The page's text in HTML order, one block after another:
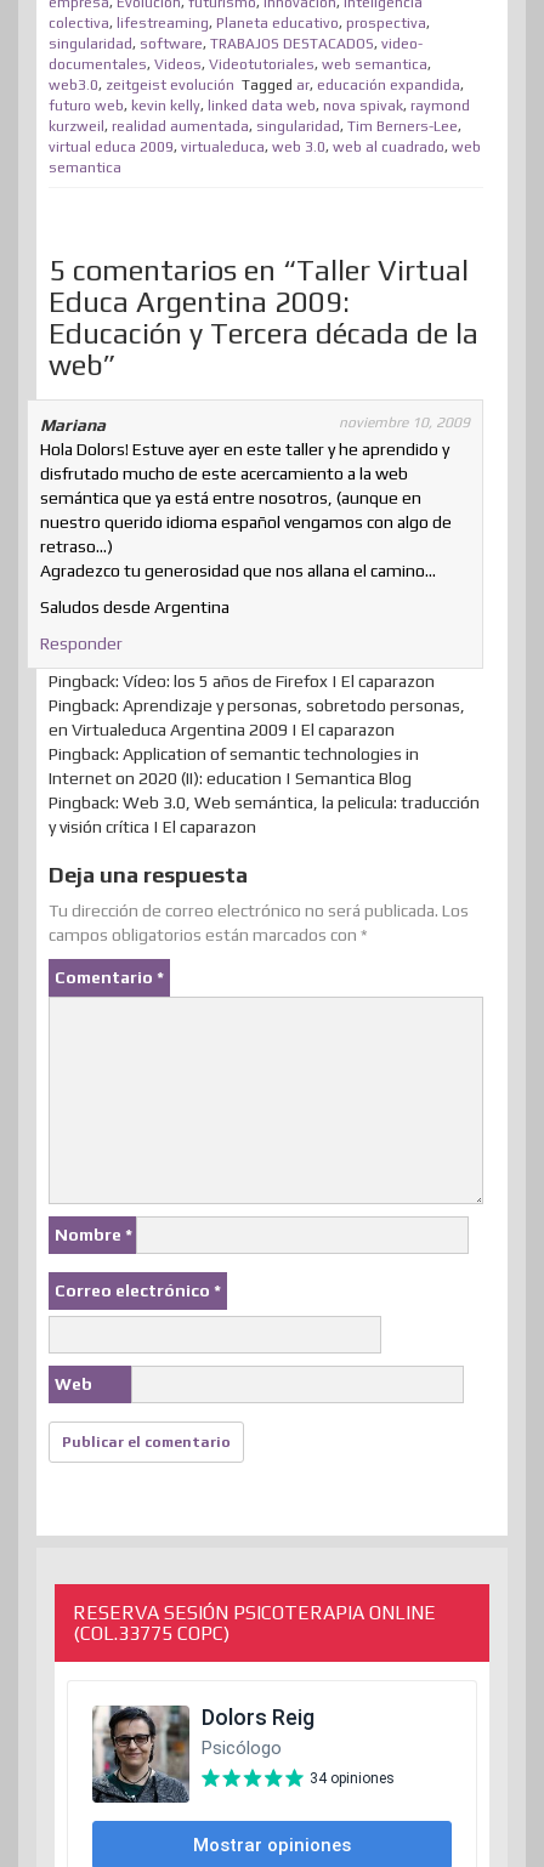
e
r
o
o
k
d
I
n
r
e
s
t
m
e
d
o
n
t
A
p
p
a
r
t
i
r
colectiva, lifestreaming, Planeta educativo, prospectiva,
singularidad, software, TRABAJOS DESTACADOS, video-
documentales, Videos, Videotutoriales, web semantica,
web3.0, zeitgeist evolución Tagged ar, educación expandida,
futuro web, kevin kelly, linked data web, nova spivak, raymond
kurzweil, realidad aumentada, singularidad, Tim Berners-Lee,
virtual educa 2009, virtualeduca, web 3.0, web al cuadrado, web
semantica
5 comentarios en “Taller Virtual
Educa Argentina 2009:
Educación y Tercera década de la
web”
Mariana noviembre 10, 2009
Hola Dolors! Estuve ayer en este taller y he aprendido y
disfrutado mucho de este acercamiento a la web
semántica que ya está entre nosotros, (aunque en
nuestro querido idioma español vengamos con algo de
retraso…)
Agradezco tu generosidad que nos allana el camino…
Saludos desde Argentina
Responder
Pingback: Vídeo: los 5 años de Firefox | El caparazon
Pingback: Aprendizaje y personas, sobretodo personas,
en Virtualeduca Argentina 2009 | El caparazon
Pingback: Application of semantic technologies in
Internet on 2020 (II): education | Semantica Blog
Pingback: Web 3.0, Web semántica, la pelicula: traducción
y visión crítica | El caparazon
Deja una respuesta
Tu dirección de correo electrónico no será publicada. Los
campos obligatorios están marcados con *
Comentario *
Nombre *
Correo electrónico *
Web
RESERVA SESIÓN PSICOTERAPIA ONLINE
(COL.33775 COPC)